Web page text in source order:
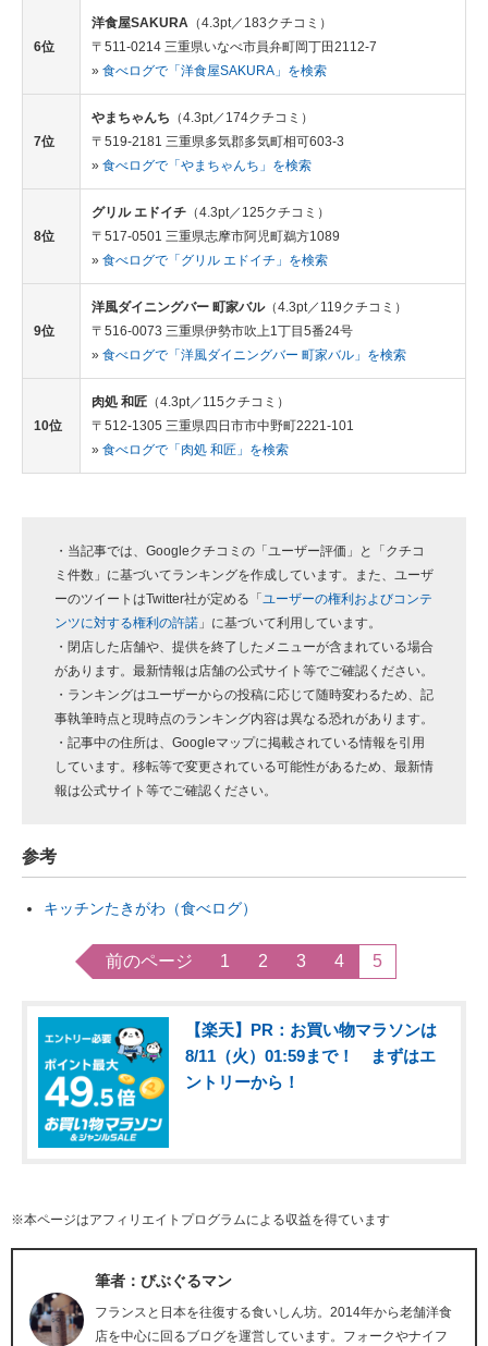
6位
洋食屋SAKURA （4.3pt／183クチコミ）
〒511-0214 三重県いなべ市員弁町岡丁田2112-7
» 食べログで「洋食屋SAKURA」を検索
7位
やまちゃんち （4.3pt／174クチコミ）
〒519-2181 三重県多気郡多気町相可603-3
» 食べログで「やまちゃんち」を検索
8位
グリル エドイチ （4.3pt／125クチコミ）
〒517-0501 三重県志摩市阿児町鵜方1089
» 食べログで「グリル エドイチ」を検索
9位
洋風ダイニングバー 町家バル（4.3pt／119クチコミ）
〒516-0073 三重県伊勢市吹上1丁目5番24号
» 食べログで「洋風ダイニングバー 町家バル」を検索
10位
肉処 和匠 （4.3pt／115クチコミ）
〒512-1305 三重県四日市市中野町2221-101
» 食べログで「肉処 和匠」を検索
・当記事では、Googleクチコミの「ユーザー評価」と「クチコ
ミ件数」に基づいてランキングを作成しています。また、ユーザ
ーのツイートはTwitter社が定める「 ユーザーの権利およびコンテ
ンツに対する権利の許諾 」に基づいて利用しています。
・閉店した店舗や、提供を終了したメニューが含まれている場合
があります。最新情報は店舗の公式サイト等でご確認ください。
・ランキングはユーザーからの投稿に応じて随時変わるため、記
事執筆時点と現時点のランキング内容は異なる恐れがあります。
・記事中の住所は、Googleマップに掲載されている情報を引用
しています。移転等で変更されている可能性があるため、最新情
報は公式サイト等でご確認ください。
参考
キッチンたきがわ（食べログ）
前のページ 1 2 3 4 5
【楽天】PR：お買い物マラソンは
8/11（火）01:59まで！ まずはエ
ントリーから！
※本ページはアフィリエイトプログラムによる収益を得ています
筆者：びぶぐるマン
フランスと日本を往復する食いしん坊。2014年から老舗洋食
店を中心に回るブログを運営しています。フォークやナイフ